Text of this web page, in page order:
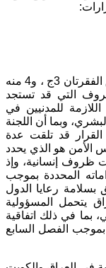
إذ يشير إلى قراره 661 في 1990 الذي تنطبق الفقرتان 3ج ، و4 منه
التي قد تستجد
للمدنيين في
وبما أن اللجنة
قد تلقت عدة
الأمن هو الذي يحدد
ظروف إنسانية، وإذ
المحددة بموجب
في1990 فيما يتعلق بسلامة رعايا الدول
يتحمل المسؤولية
بما في ذلك اتفاقية
الفصل السابع